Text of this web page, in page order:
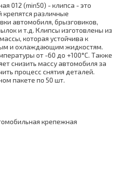
012 (min50) - клипса - это
различные
автомобиля, брызговиков,
и т.д. Клипсы изготовлены из
которая устойчива к
и охлаждающим жидкостям.
от -60 до +100°С. Также
снизить массу автомобиля за
процесс снятия деталей.
пакете по 50 шт.
крепежная